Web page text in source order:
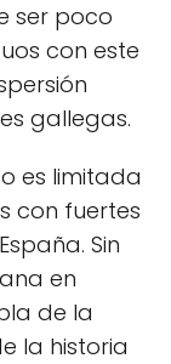
ser poco
con este
gallegas.
es limitada
con fuertes
Sin
en
de la
la historia